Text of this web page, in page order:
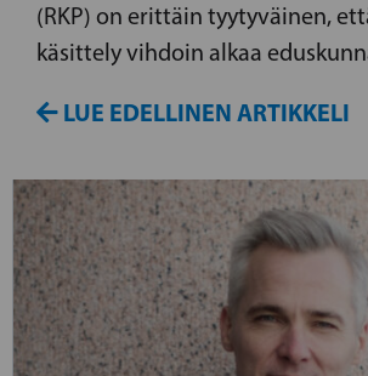
(RKP) on erittäin tyytyväinen,
käsittely vihdoin alkaa
LUE EDELLINEN ARTIKKELI